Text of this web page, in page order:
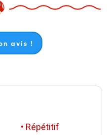
avis !
• Répétitif